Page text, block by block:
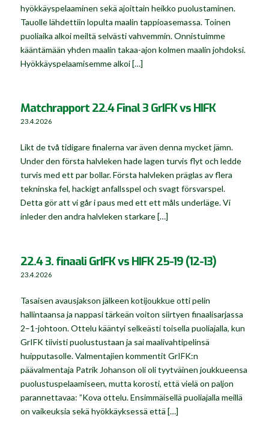
hyökkäyspelaaminen sekä ajoittain heikko puolustaminen.
Tauolle lähdettiin lopulta maalin tappioasemassa. Toinen
puoliaika alkoi meiltä selvästi vahvemmin. Onnistuimme
kääntämään yhden maalin takaa-ajon kolmen maalin johdoksi.
Hyökkäyspelaamisemme alkoi […]
Matchrapport 22.4 Final 3 GrIFK vs HIFK
23.4.2026
Likt de två tidigare finalerna var även denna mycket jämn.
Under den första halvleken hade lagen turvis flyt och ledde
turvis med ett par bollar. Första halvleken präglas av flera
tekninska fel, hackigt anfallsspel och svagt försvarspel.
Detta gör att vi går i paus med ett ett måls underläge. Vi
inleder den andra halvleken starkare […]
22.4 3. finaali GrIFK vs HIFK 25-19 (12-13)
23.4.2026
Tasaisen avausjakson jälkeen kotijoukkue otti pelin
hallintaansa ja nappasi tärkeän voiton siirtyen finaalisarjassa
2–1-johtoon. Ottelu kääntyi selkeästi toisella puoliajalla, kun
GrIFK tiivisti puolustustaan ja sai maalivahtipelinsä
huipputasolle. Valmentajien kommentit GrIFK:n
päävalmentaja Patrik Johanson oli oli tyytväinen joukkueensa
puolustuspelaamiseen, mutta korosti, että vielä on paljon
parannettavaa: ”Kova ottelu. Ensimmäisellä puoliajalla meillä
on vaikeuksia sekä hyökkäyksessä että […]